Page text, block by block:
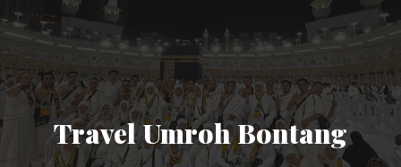
Travel Umroh Bontang